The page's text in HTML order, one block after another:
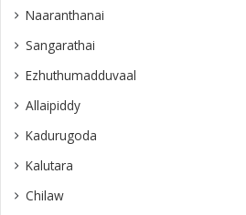
Naaranthanai
Sangarathai
Ezhuthumadduvaal
Allaipiddy
Kadurugoda
Kalutara
Chilaw